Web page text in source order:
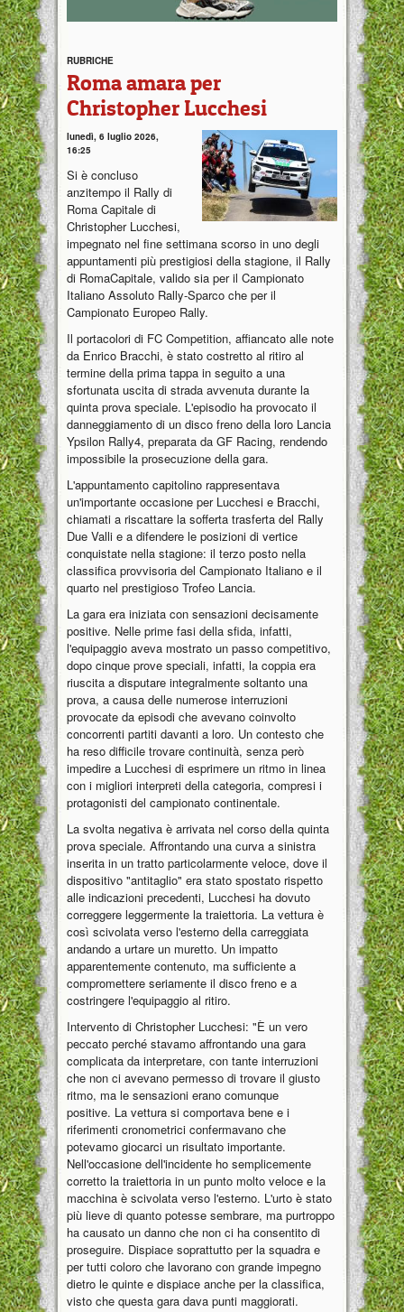
RUBRICHE
Roma amara per
Christopher Lucchesi
lunedì, 6 luglio 2026,
16:25
Si è concluso
anzitempo il Rally di
Roma Capitale di
Christopher Lucchesi,
impegnato nel fine settimana scorso in uno degli
appuntamenti più prestigiosi della stagione, il Rally
di RomaCapitale, valido sia per il Campionato
Italiano Assoluto Rally-Sparco che per il
Campionato Europeo Rally.
Il portacolori di FC Competition, affiancato alle note
da Enrico Bracchi, è stato costretto al ritiro al
termine della prima tappa in seguito a una
sfortunata uscita di strada avvenuta durante la
quinta prova speciale. L'episodio ha provocato il
danneggiamento di un disco freno della loro Lancia
Ypsilon Rally4, preparata da GF Racing, rendendo
impossibile la prosecuzione della gara.
L'appuntamento capitolino rappresentava
un'importante occasione per Lucchesi e Bracchi,
chiamati a riscattare la sofferta trasferta del Rally
Due Valli e a difendere le posizioni di vertice
conquistate nella stagione: il terzo posto nella
classifica provvisoria del Campionato Italiano e il
quarto nel prestigioso Trofeo Lancia.
La gara era iniziata con sensazioni decisamente
positive. Nelle prime fasi della sfida, infatti,
l'equipaggio aveva mostrato un passo competitivo,
dopo cinque prove speciali, infatti, la coppia era
riuscita a disputare integralmente soltanto una
prova, a causa delle numerose interruzioni
provocate da episodi che avevano coinvolto
concorrenti partiti davanti a loro. Un contesto che
ha reso difficile trovare continuità, senza però
impedire a Lucchesi di esprimere un ritmo in linea
con i migliori interpreti della categoria, compresi i
protagonisti del campionato continentale.
La svolta negativa è arrivata nel corso della quinta
prova speciale. Affrontando una curva a sinistra
inserita in un tratto particolarmente veloce, dove il
dispositivo "antitaglio" era stato spostato rispetto
alle indicazioni precedenti, Lucchesi ha dovuto
correggere leggermente la traiettoria. La vettura è
così scivolata verso l'esterno della carreggiata
andando a urtare un muretto. Un impatto
apparentemente contenuto, ma sufficiente a
compromettere seriamente il disco freno e a
costringere l'equipaggio al ritiro.
Intervento di Christopher Lucchesi: "È un vero
peccato perché stavamo affrontando una gara
complicata da interpretare, con tante interruzioni
che non ci avevano permesso di trovare il giusto
ritmo, ma le sensazioni erano comunque
positive. La vettura si comportava bene e i
riferimenti cronometrici confermavano che
potevamo giocarci un risultato importante.
Nell'occasione dell'incidente ho semplicemente
corretto la traiettoria in un punto molto veloce e la
macchina è scivolata verso l'esterno. L'urto è stato
più lieve di quanto potesse sembrare, ma purtroppo
ha causato un danno che non ci ha consentito di
proseguire. Dispiace soprattutto per la squadra e
per tutti coloro che lavorano con grande impegno
dietro le quinte e dispiace anche per la classifica,
visto che questa gara dava punti maggiorati.